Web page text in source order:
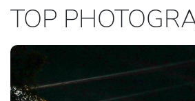
TOP